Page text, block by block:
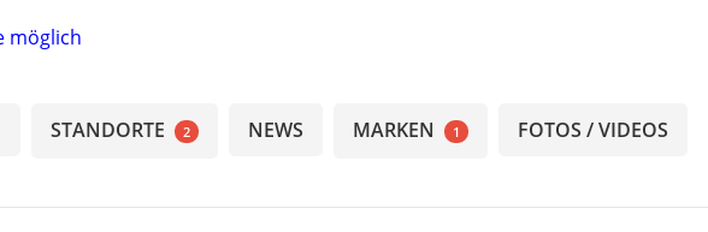
möglich
STANDORTE 2 NEWS MARKEN 1 FOTOS / VIDEOS